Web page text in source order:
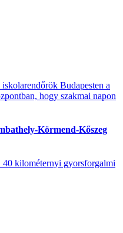
Budapesten a
hogy szakmai napon
Körmend-Kőszeg
40 kilométernyi gyorsforgalmi